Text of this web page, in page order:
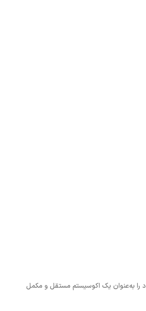
را به‌عنوان یک اکوسیستم مستقل و مکمل